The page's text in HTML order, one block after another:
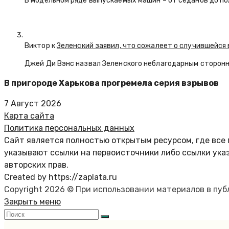
Виктор кЗеленский заявил, что сожалеет о
Джей Ди Вэнс назвал Зеленского неблагодарным
В пригороде Харькова прогремела серия взрывов
7 Август 2026
Карта сайта
Политика персональных данных
Сайт является полностью открытым ресурсом, где
указывают ссылки на первоисточники либо ссылки
авторских прав.
Created by https://zaplata.ru
Copyright 2026 © При использовании материалов в
Закрыть меню